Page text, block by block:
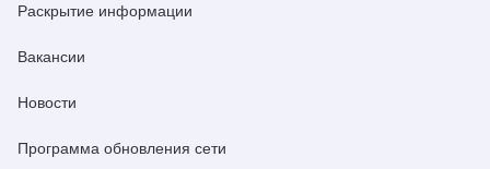
Раскрытие информации
Вакансии
Новости
Программа обновления сети